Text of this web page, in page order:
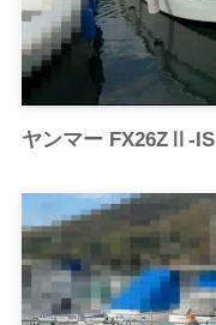
ヤンマー FX26ZⅡ-IS